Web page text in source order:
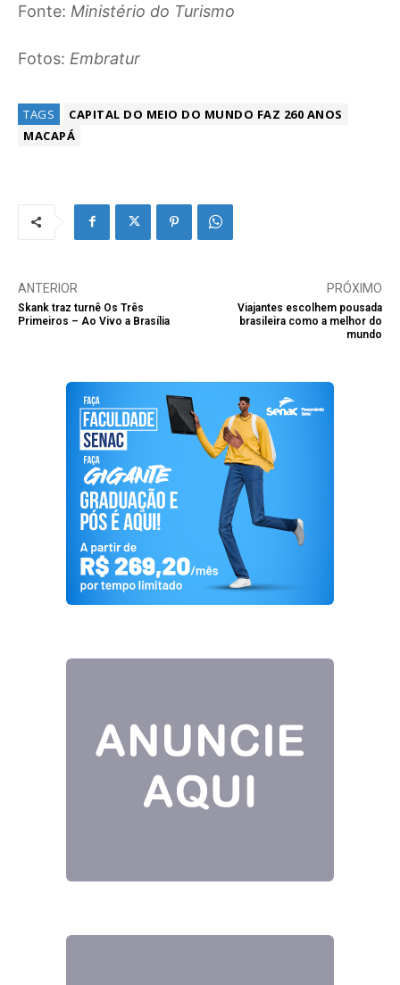
Fonte: Ministério do Turismo
Fotos: Embratur
TAGS
CAPITAL DO MEIO DO MUNDO FAZ 260 ANOS
MACAPÁ
ANTERIOR
Skank traz turnê Os Três
Primeiros – Ao Vivo a Brasília
PRÓXIMO
Viajantes escolhem pousada
brasileira como a melhor do
mundo